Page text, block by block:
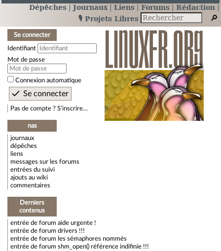
Dépêches Journaux Liens Forums
Rédaction
🎙️ Projets Libres
Se connecter
Identifiant
Mot de passe
Connexion automatique
Pas de compte ? S’inscrire…
nas
journaux
dépêches
liens
messages sur les forums
entrées du suivi
ajouts au wiki
commentaires
Derniers
contenus
entrée de forum aide urgente !
entrée de forum drivers !!!
entrée de forum les sémaphores nommés
entrée de forum shm_open() référence indifinie !!!